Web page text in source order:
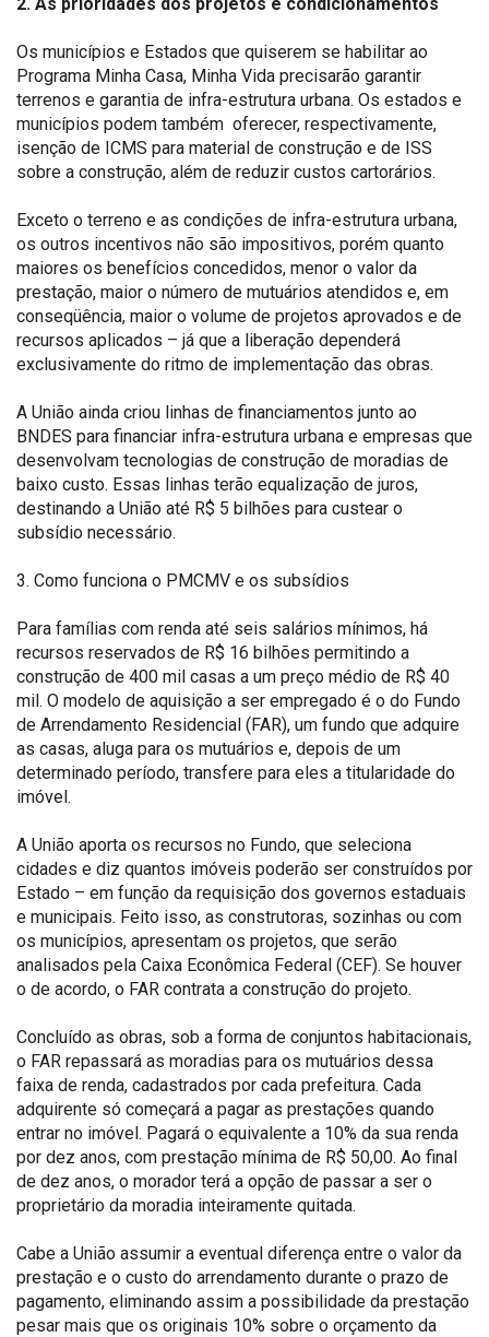
Os municípios e Estados que quiserem se habilitar ao
Programa Minha Casa, Minha Vida precisarão garantir
terrenos e garantia de infra-estrutura urbana. Os estados e
municípios podem também oferecer, respectivamente,
isenção de ICMS para material de construção e de ISS
sobre a construção, além de reduzir custos cartorários.
Exceto o terreno e as condições de infra-estrutura urbana,
os outros incentivos não são impositivos, porém quanto
maiores os benefícios concedidos, menor o valor da
prestação, maior o número de mutuários atendidos e, em
conseqüência, maior o volume de projetos aprovados e de
recursos aplicados – já que a liberação dependerá
exclusivamente do ritmo de implementação das obras.
A União ainda criou linhas de financiamentos junto ao
BNDES para financiar infra-estrutura urbana e empresas que
desenvolvam tecnologias de construção de moradias de
baixo custo. Essas linhas terão equalização de juros,
destinando a União até R$ 5 bilhões para custear o
subsídio necessário.
3. Como funciona o PMCMV e os subsídios
Para famílias com renda até seis salários mínimos, há
recursos reservados de R$ 16 bilhões permitindo a
construção de 400 mil casas a um preço médio de R$ 40
mil. O modelo de aquisição a ser empregado é o do Fundo
de Arrendamento Residencial (FAR), um fundo que adquire
as casas, aluga para os mutuários e, depois de um
determinado período, transfere para eles a titularidade do
imóvel.
A União aporta os recursos no Fundo, que seleciona
cidades e diz quantos imóveis poderão ser construídos por
Estado – em função da requisição dos governos estaduais
e municipais. Feito isso, as construtoras, sozinhas ou com
os municípios, apresentam os projetos, que serão
analisados pela Caixa Econômica Federal (CEF). Se houver
o de acordo, o FAR contrata a construção do projeto.
Concluído as obras, sob a forma de conjuntos habitacionais,
o FAR repassará as moradias para os mutuários dessa
faixa de renda, cadastrados por cada prefeitura. Cada
adquirente só começará a pagar as prestações quando
entrar no imóvel. Pagará o equivalente a 10% da sua renda
por dez anos, com prestação mínima de R$ 50,00. Ao final
de dez anos, o morador terá a opção de passar a ser o
proprietário da moradia inteiramente quitada.
Cabe a União assumir a eventual diferença entre o valor da
prestação e o custo do arrendamento durante o prazo de
pagamento, eliminando assim a possibilidade da prestação
pesar mais que os originais 10% sobre o orçamento da